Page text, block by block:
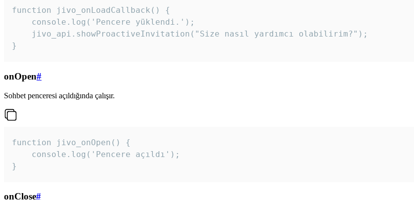
function jivo_onLoadCallback() {
    console.log('Pencere yüklendi.');
    jivo_api.showProactiveInvitation("Size nasıl yardımcı olabilirim?");
}
onOpen#
Sohbet penceresi açıldığında çalışır.
function jivo_onOpen() {
    console.log('Pencere açıldı');
}
onClose#